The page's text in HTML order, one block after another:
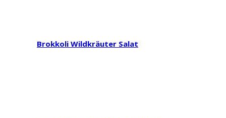
Brokkoli Wildkräuter Salat